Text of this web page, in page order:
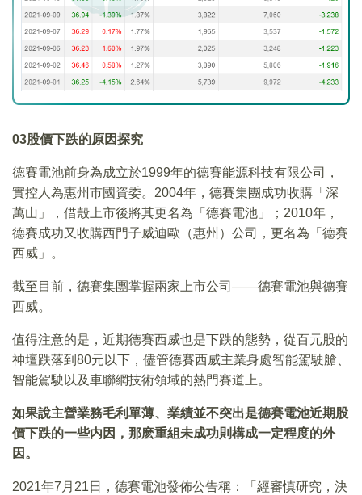
03股價下跌的原因探究
德賽電池前身為成立於1999年的德賽能源科技有限公司，
實控人為惠州市國資委。2004年，德賽集團成功收購「深
萬山」，借殼上市後將其更名為「德賽電池」；2010年，
德賽成功又收購西門子威迪歐（惠州）公司，更名為「德賽
西威」。
截至目前，德賽集團掌握兩家上市公司——德賽電池與德賽
西威。
值得注意的是，近期德賽西威也是下跌的態勢，從百元股的
神壇跌落到80元以下，儘管德賽西威主業身處智能駕駛艙、
智能駕駛以及車聯網技術領域的熱門賽道上。
如果說主營業務毛利單薄、業績並不突出是德賽電池近期股
價下跌的一些内因，那麽重組未成功則構成一定程度的外
因。
2021年7月21日，德賽電池發佈公告稱：「經審慎研究，決